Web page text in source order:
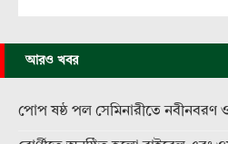
আরও খবর
পোপ ষষ্ঠ পল সেমিনারীতে নবীনবরণ